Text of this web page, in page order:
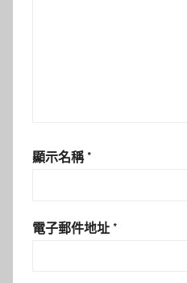
顯示名稱 *
電子郵件地址 *